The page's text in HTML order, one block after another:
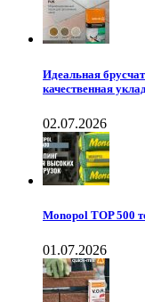
Идеальная
качественная
02.07.2026
Monopol TOP 500
01.07.2026